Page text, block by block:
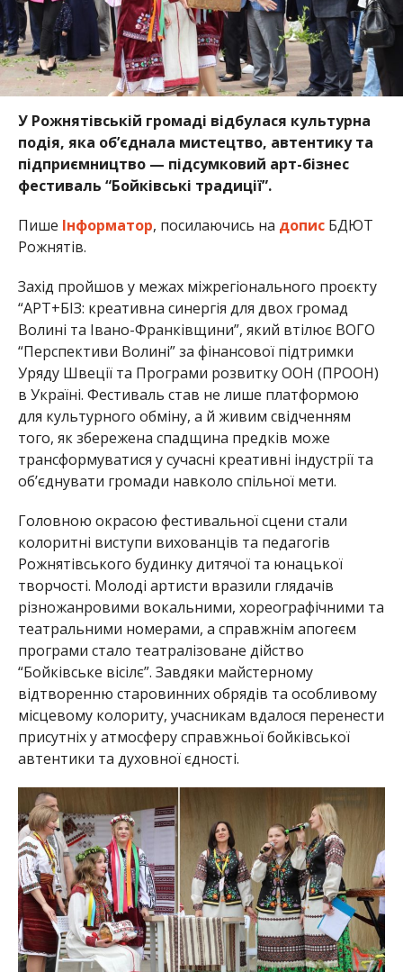
У Рожнятівській громаді відбулася культурна
подія, яка об’єднала мистецтво, автентику та
підприємництво — підсумковий арт-бізнес
фестиваль “Бойківські традиції”.
Пише Інформатор, посилаючись на дописБДЮТ
Рожнятів.
Захід пройшов у межах міжрегіонального проєкту
“АРТ+БІЗ: креативна синергія для двох громад
Волині та Івано-Франківщини”, який втілює ВОГО
“Перспективи Волині” за фінансової підтримки
Уряду Швеції та Програми розвитку ООН (ПРООН)
в Україні. Фестиваль став не лише платформою
для культурного обміну, а й живим свідченням
того, як збережена спадщина предків може
трансформуватися у сучасні креативні індустрії та
об’єднувати громади навколо спільної мети.
Головною окрасою фестивальної сцени стали
колоритні виступи вихованців та педагогів
Рожнятівського будинку дитячої та юнацької
творчості. Молоді артисти вразили глядачів
різножанровими вокальними, хореографічними та
театральними номерами, а справжнім апогеєм
програми стало театралізоване дійство
“Бойківське вісілє”. Завдяки майстерному
відтворенню старовинних обрядів та особливому
місцевому колориту, учасникам вдалося перенести
присутніх у атмосферу справжньої бойківської
автентики та духовної єдності.